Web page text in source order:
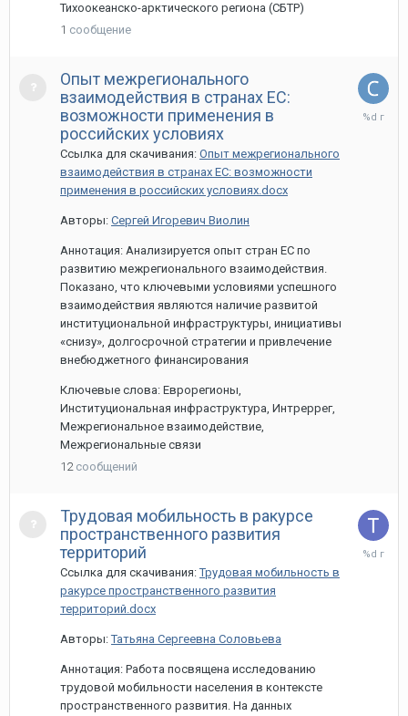
Тихоокеанско-арктического региона (СБТР)
1 сообщение
Опыт межрегионального
взаимодействия в странах ЕС:
возможности применения в
российских условиях
Ссылка для скачивания: Опыт межрегионального
взаимодействия в странах ЕС: возможности
применения в российских условиях.docx
Авторы: Сергей Игоревич Виолин
Аннотация: Анализируется опыт стран ЕС по
развитию межрегионального взаимодействия.
Показано, что ключевыми условиями успешного
взаимодействия являются наличие развитой
институциональной инфраструктуры, инициативы
«снизу», долгосрочной стратегии и привлечение
внебюджетного финансирования
Ключевые слова: Еврорегионы,
Институциональная инфраструктура, Интреррег,
Межрегиональное взаимодействие,
Межрегиональные связи
12 сообщений
13
Трудовая мобильность в ракурсе
пространственного развития
территорий
Ссылка для скачивания:Трудовая мобильность в
ракурсе пространственного развития
территорий.docx
Авторы:Татьяна Сергеевна Соловьева
Аннотация: Работа посвящена исследованию
трудовой мобильности населения в контексте
пространственного развития. На данных
13